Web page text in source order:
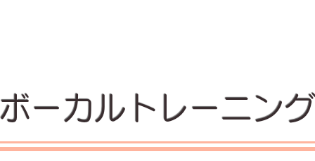
ーカルトレーニング